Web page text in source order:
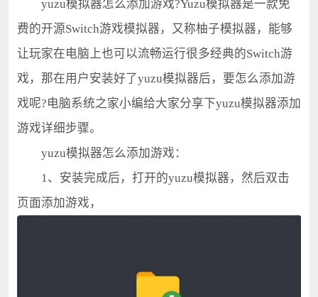
yuzu模拟器怎么添加游戏?Yuzu模拟器是一款免
费的开源Switch游戏模拟器，又称柚子模拟器，能够
让玩家在电脑上也可以流畅运行很多经典的Switch游
戏，那在用户安装好了yuzu模拟器后，要怎么添加游
戏呢?电脑系统之家小编给大家分享下yuzu模拟器添加
游戏详细步骤。
yuzu模拟器怎么添加游戏：
1、安装完成后，打开的yuzu模拟器，然后双击
页面添加游戏，